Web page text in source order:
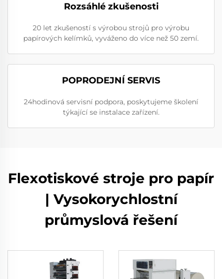
Rozsáhlé zkušenosti
20 let zkušeností s výrobou strojů pro výrobu
papírových kelímků, vyváženo do více než 50 zemí.
POPRODEJNÍ SERVIS
24hodinová servisní podpora, poskytujeme školení
týkající se instalace zařízení.
Flexotiskové stroje pro papír
| Vysokorychlostní
průmyslová řešení